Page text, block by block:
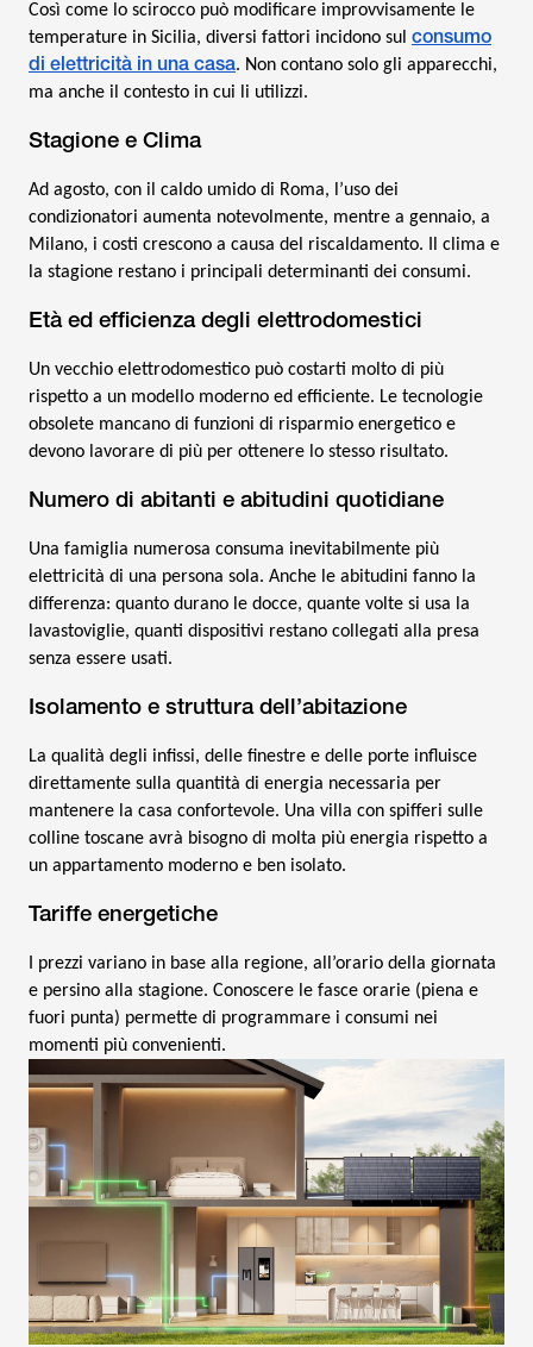
Così come lo scirocco può modificare improvvisamente le
temperature in Sicilia, diversi fattori incidono sul consumo
di elettricità in una casa. Non contano solo gli apparecchi,
ma anche il contesto in cui li utilizzi.
Stagione e Clima
Ad agosto, con il caldo umido di Roma, l’uso dei
condizionatori aumenta notevolmente, mentre a gennaio, a
Milano, i costi crescono a causa del riscaldamento. Il clima e
la stagione restano i principali determinanti dei consumi.
Età ed efficienza degli elettrodomestici
Un vecchio elettrodomestico può costarti molto di più
rispetto a un modello moderno ed efficiente. Le tecnologie
obsolete mancano di funzioni di risparmio energetico e
devono lavorare di più per ottenere lo stesso risultato.
Numero di abitanti e abitudini quotidiane
Una famiglia numerosa consuma inevitabilmente più
elettricità di una persona sola. Anche le abitudini fanno la
differenza: quanto durano le docce, quante volte si usa la
lavastoviglie, quanti dispositivi restano collegati alla presa
senza essere usati.
Isolamento e struttura dell’abitazione
La qualità degli infissi, delle finestre e delle porte influisce
direttamente sulla quantità di energia necessaria per
mantenere la casa confortevole. Una villa con spifferi sulle
colline toscane avrà bisogno di molta più energia rispetto a
un appartamento moderno e ben isolato.
Tariffe energetiche
I prezzi variano in base alla regione, all’orario della giornata
e persino alla stagione. Conoscere le fasce orarie (piena e
fuori punta) permette di programmare i consumi nei
momenti più convenienti.